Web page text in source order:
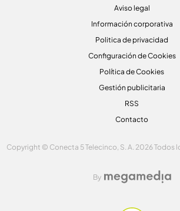
Aviso legal
Información corporativa
Politica de privacidad
Configuración de Cookies
Política de Cookies
Gestión publicitaria
RSS
Contacto
Copyright © Conecta 5 Telecinco, S. A. 2026 Todos
By